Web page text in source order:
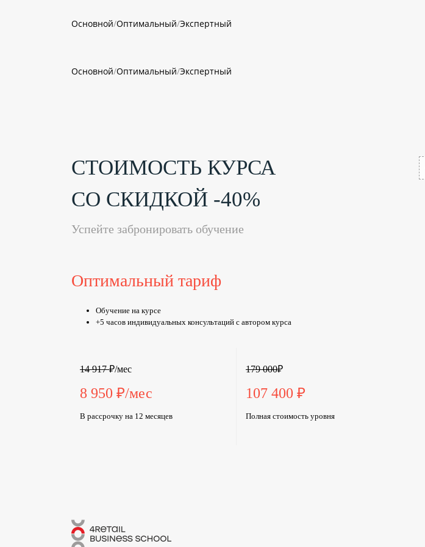
Основной/Оптимальный/Экспертный
Основной/Оптимальный/Экспертный
СТОИМОСТЬ КУРСА
СО СКИДКОЙ -40%
Успейте забронировать обучение
Оптимальный тариф
Обучение на курсе
+5 часов индивидуальных консультаций с автором курса
14 917₽/мес
8 950 ₽/мес
В рассрочку на 12 месяцев
179 000₽
107 400 ₽
Полная стоимость уровня